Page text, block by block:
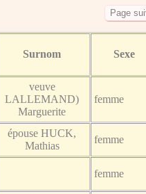
Surnom Sexe
veuve
LALLEMAND)
Marguerite
femme
épouse HUCK,
Mathias
femme
femme